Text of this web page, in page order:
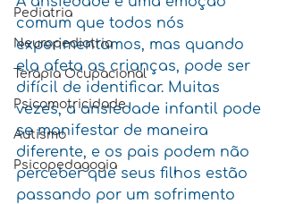
Pediatria
Neuropediatria
Terapia Ocupacional
Psicomotricidade
Autismo
Psicopedagogia
comum que todos nós
experimentamos, mas quando
ela afeta as crianças, pode ser
difícil de identificar. Muitas
vezes, a ansiedade infantil pode
se manifestar de maneira
diferente, e os pais podem não
perceber que seus filhos estão
passando por um sofrimento